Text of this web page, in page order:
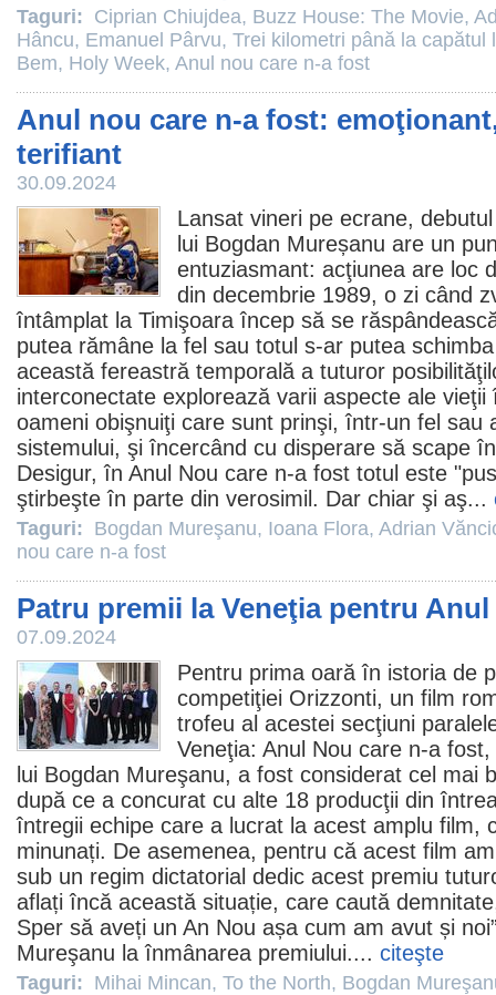
Taguri: Ciprian Chiujdea, Buzz House: The Movie,
Hâncu, Emanuel Pârvu, Trei kilometri până la capătul
Bem, Holy Week, Anul nou care n-a fost
Anul nou care n-a fost:
terifiant
30.09.2024
Lansat vineri pe ecrane,
lui Bogdan Mureșanu are un
entuziasmant: acţiunea are loc
din decembrie 1989, o zi când
întâmplat la Timişoara încep să se
putea rămâne la fel sau totul s-ar putea
această fereastră temporală a tuturor
interconectate explorează varii aspecte ale
oameni obişnuiţi care sunt prinşi, într-un fel sau
sistemului, şi încercând cu disperare să scape
Desigur, în Anul Nou care n-a fost totul este
ştirbeşte în parte din verosimil. Dar chiar şi aş...
Taguri: Bogdan Mureşanu, Ioana Flora, Adrian
nou care n-a fost
Patru premii la Veneţia pentru
07.09.2024
Pentru prima oară în istoria de
competiţiei Orizzonti, un film
trofeu al acestei secţiuni
Veneţia: Anul Nou care n-a fost,
lui Bogdan Mureşanu, a fost considerat cel mai
după ce a concurat cu alte 18 producţii din
întregii echipe care a lucrat la acest amplu film,
minunați. De asemenea, pentru că acest film
sub un regim dictatorial dedic acest premiu
aflați încă această situație, care caută
Sper să aveți un An Nou așa cum am avut și
Mureşanu la înmânarea premiului.... citeşte
Taguri: Mihai Mincan, To the North, Bogdan